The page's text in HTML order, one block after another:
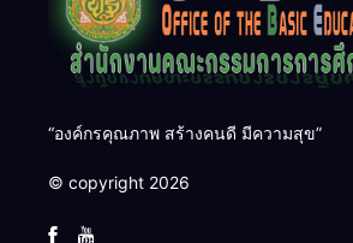
“องค์กรคุณภาพ สร้างคนดี มีความสุข”
© copyright 2026